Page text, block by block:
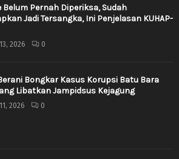
Belum Pernah Diperiksa, Sudah
Jadi Tersangka, Ini Penjelasan KUHAP-
2026 0
Bongkar Kasus Korupsi Batu Bara
Libatkan Jampidsus Kejagung
2026 0